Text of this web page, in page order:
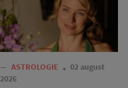
— ASTROLOGIE
02 august
2026